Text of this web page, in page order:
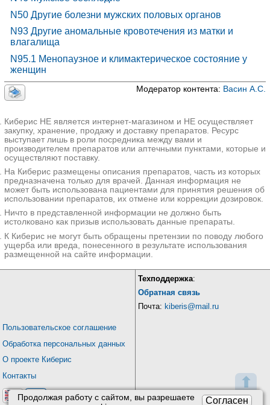
⬆
Согласен
Продолжая работу с сайтом, вы разрешаете
N50 Другие болезни мужских половых органов
N93 Другие аномальные кровотечения из матки и
влагалища
N95.1 Менопаузное и климактерическое состояние у
женщин
Модератор контента: Васин А.С.
Киберис НЕ является интернет-магазином и НЕ осуществляет
закупку, хранение, продажу и доставку препаратов. Ресурс
выступает лишь в роли посредника между вами и
производителем препаратов или аптечными пунктами, которые и
осуществляют поставку.
На Киберис размещены описания препаратов, часть из которых
предназначена только для врачей. Данная информация не
может быть использована пациентами для принятия решения об
использовании препаратов, их отмене или коррекции дозировок.
Ничто в представленной информации не должно быть
истолковано как призыв использовать данные препараты.
К Киберис не могут быть обращены претензии по поводу любого
ущерба или вреда, понесенного в результате использования
размещенной на сайте информации.
Пользовательское соглашение
Обработка персональных данных
О проекте Киберис
Контакты
Техподдержка:
Обратная связь
Почта: kiberis@mail.ru